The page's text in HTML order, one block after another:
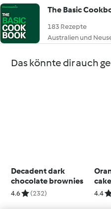
The Basic
183 Rezepte
Australien und
Das könnte dir auch
Decadent dark
chocolate brownies
4.6 (232)
cake
4.4